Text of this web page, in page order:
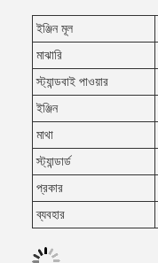
ইঞ্জিন মূল
মাঝারি
স্ট্যান্ডবাই পাওয়ার
ইঞ্জিন
মাথা
স্ট্যান্ডার্ড
প্রকার
ব্যবহার